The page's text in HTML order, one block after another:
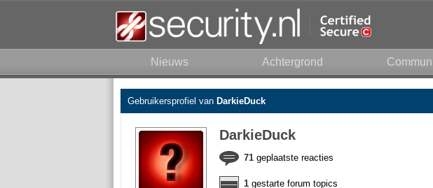
Nieuws Achtergrond
Gebruikersprofiel van DarkieDuck
DarkieDuck
71 geplaatste reacties
1 gestarte forum topics